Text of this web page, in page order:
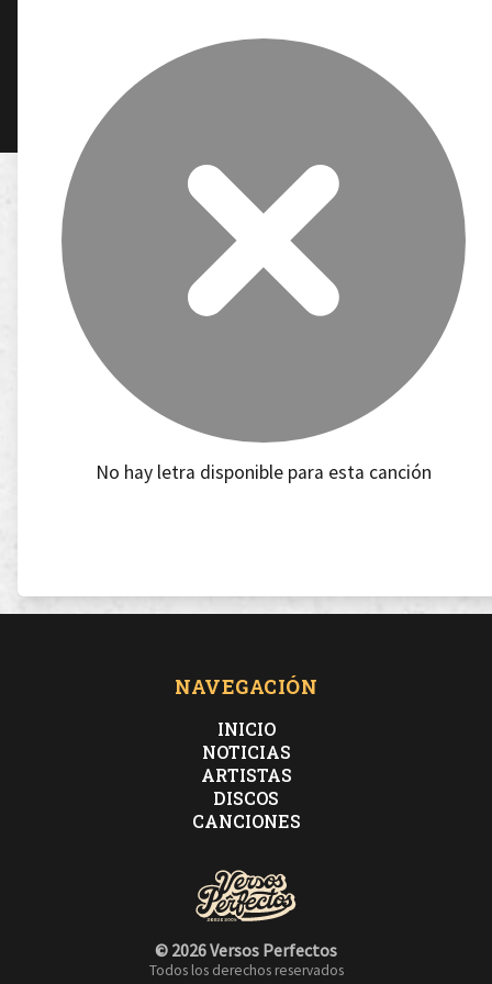
No hay letra disponible para esta canción
NAVEGACIÓN
INICIO
NOTICIAS
ARTISTAS
DISCOS
CANCIONES
© 2026 Versos Perfectos
Todos los derechos reservados